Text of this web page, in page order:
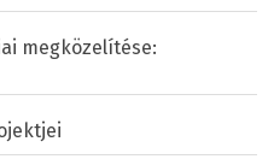
megközelítése: